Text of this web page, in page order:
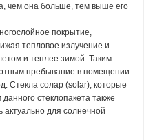
чем она больше, тем выше его
покрытие,
тепловое излучение и
и теплее зимой. Таким
пребывание в помещении
Стекла солар (solar), которые
стеклопакета также
для солнечной